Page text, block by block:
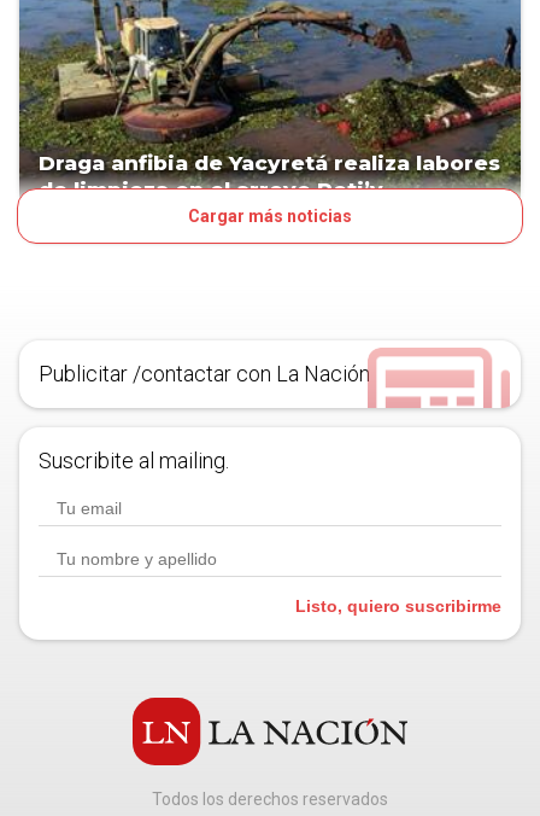
Draga anfibia de Yacyretá realiza labores
de limpieza en el arroyo Poti’y
Cargar más noticias
Publicitar /contactar con La Nación
Suscribite al mailing.
Listo, quiero suscribirme
Todos los derechos reservados